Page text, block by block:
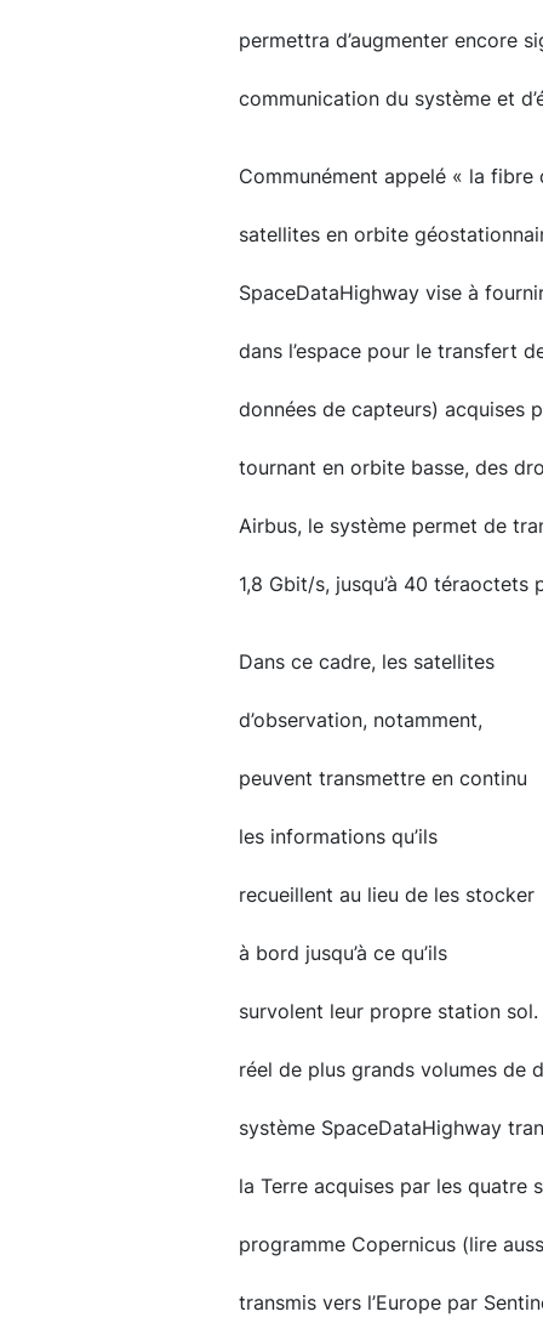
permettra d’augmenter encore
communication du système et
Communément appelé « la
satellites en orbite
SpaceDataHighway vise à
dans l’espace pour le transfert
données de capteurs) acquises
tournant en orbite basse, des
Airbus, le système permet de
1,8 Gbit/s, jusqu’à 40 téraoctets
Dans ce cadre, les satellites
d’observation, notamment,
peuvent transmettre en continu
les informations qu’ils
recueillent au lieu de les stocker
à bord jusqu’à ce qu’ils
survolent leur propre station sol.
réel de plus grands volumes de
système SpaceDataHighway
la Terre acquises par les quatre
programme Copernicus (lire
transmis vers l’Europe par